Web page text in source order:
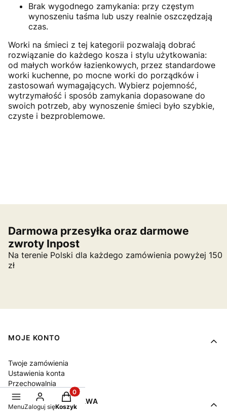
Brak wygodnego zamykania: przy częstym
wynoszeniu taśma lub uszy realnie oszczędzają
czas.
Worki na śmieci z tej kategorii pozwalają dobrać
rozwiązanie do każdego kosza i stylu użytkowania:
od małych worków łazienkowych, przez standardowe
worki kuchenne, po mocne worki do porządków i
zastosowań wymagających. Wybierz pojemność,
wytrzymałość i sposób zamykania dopasowane do
swoich potrzeb, aby wynoszenie śmieci było szybkie,
czyste i bezproblemowe.
Darmowa przesyłka oraz darmowe
zwroty Inpost
Na terenie Polski dla każdego zamówienia powyżej 150
zł
Linki w stopce
MOJE KONTO
Twoje zamówienia
Ustawienia konta
Przechowalnia
PŁATNOŚCI I DOSTAWA
MenuZaloguj się
Produkty w koszyku: 0. Zobacz szczegóły
Koszyk